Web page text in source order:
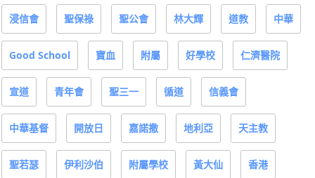
浸信會 聖保祿 聖公會 林大輝 道教 中華
Good School 寶血 附屬 好學校 仁濟醫院
宣道 青年會 聖三一 循道 信義會
中華基督 開放日 嘉諾撒 地利亞 天主教
聖若瑟 伊利沙伯 附屬學校 黃大仙 香港